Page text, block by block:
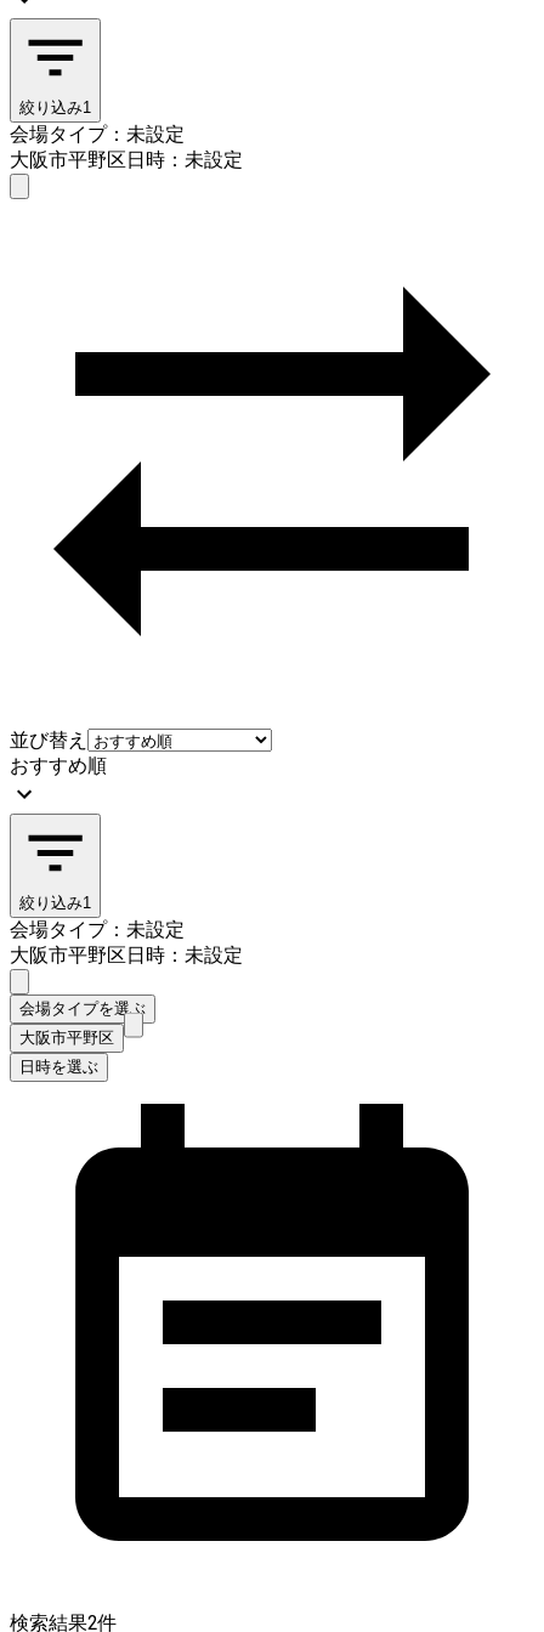
絞り込み1
会場タイプ：未設定
大阪市平野区日時：未設定
並び替え
おすすめ順
絞り込み1
会場タイプ：未設定
大阪市平野区日時：未設定
会場タイプを選ぶ
大阪市平野区
日時を選ぶ
検索結果2件